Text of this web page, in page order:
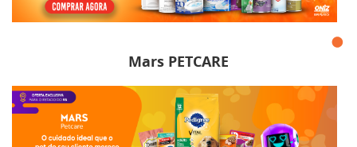
Mars PETCARE